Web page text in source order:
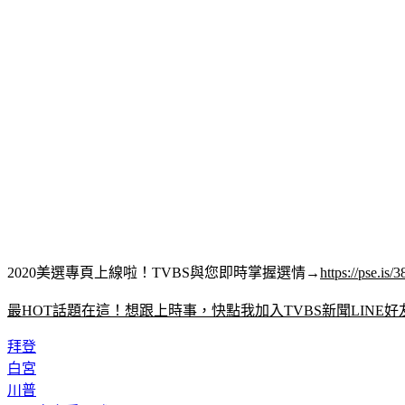
2020美選專頁上線啦！TVBS與您即時掌握選情→https://pse.is/
最HOT話題在這！想跟上時事，快點我加入TVBS新聞LINE好
拜登
白宮
川普